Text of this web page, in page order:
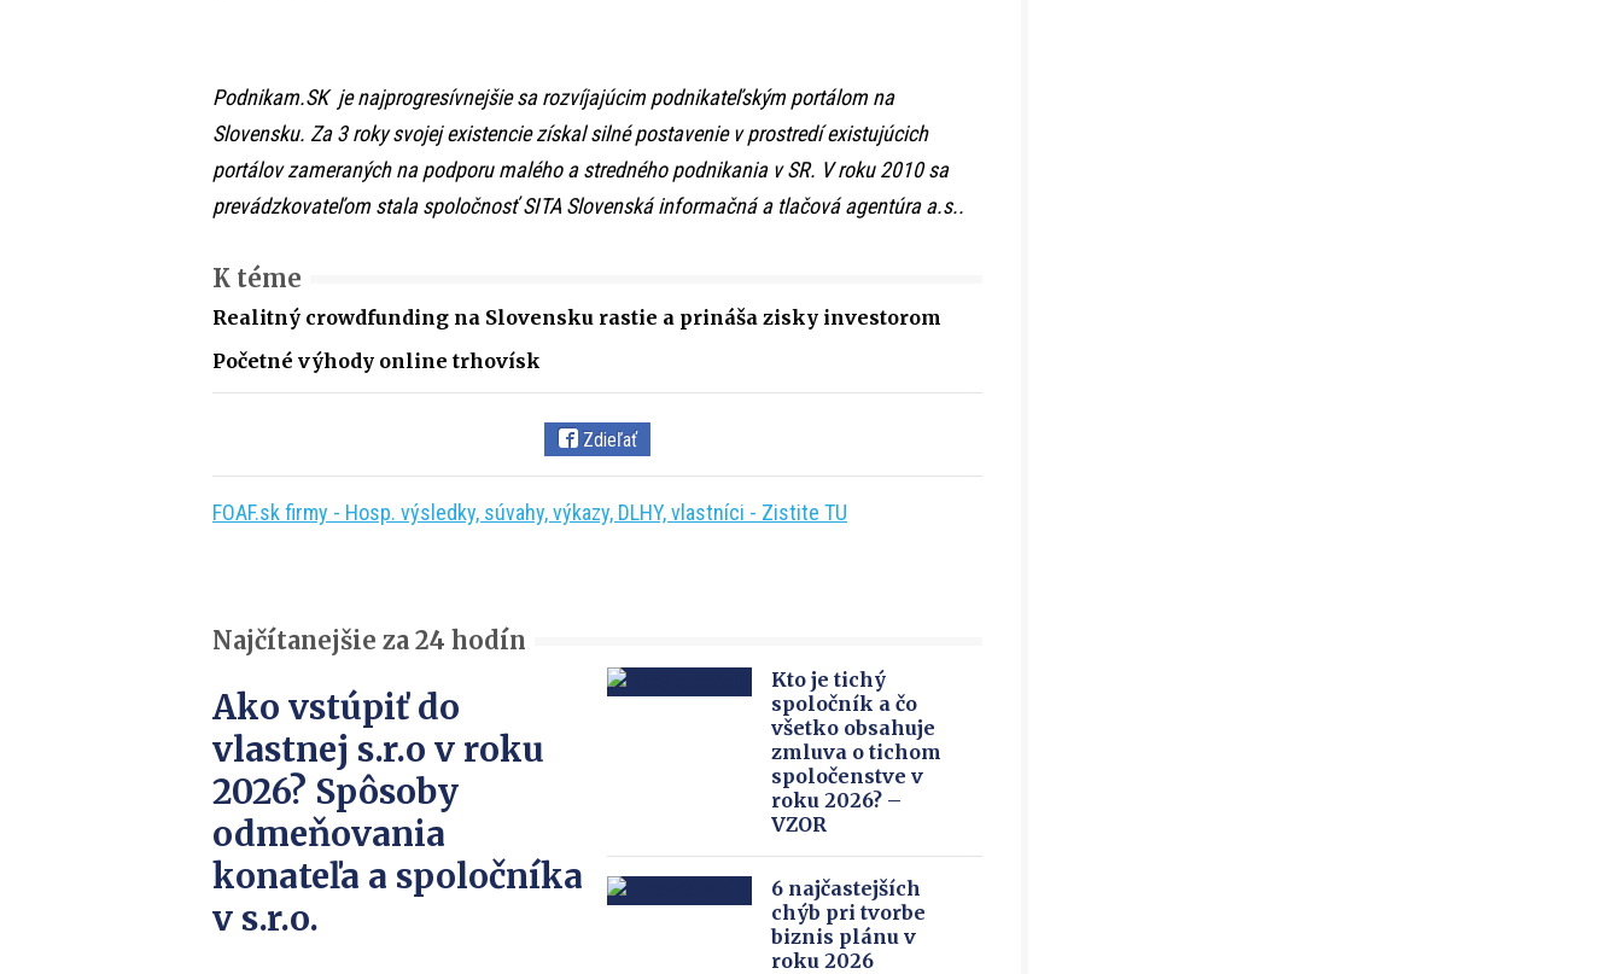
Podnikam.SK je najprogresívnejšie sa rozvíjajúcim podnikateľským portálom na
Slovensku. Za 3 roky svojej existencie získal silné postavenie v prostredí existujúcich
portálov zameraných na podporu malého a stredného podnikania v SR. V roku 2010 sa
prevádzkovateľom stala spoločnosť SITA Slovenská informačná a tlačová agentúra a.s..
K téme
Realitný crowdfunding na Slovensku rastie a prináša zisky investorom
Početné výhody online trhovísk
Zdieľať
FOAF.sk firmy - Hosp. výsledky, súvahy, výkazy, DLHY, vlastníci - Zistite TU
Najčítanejšie za 24 hodín
Ako vstúpiť do
vlastnej s.r.o v roku
2026? Spôsoby
odmeňovania
konateľa a spoločníka
v s.r.o.
Kto je tichý
spoločník a čo
všetko obsahuje
zmluva o tichom
spoločenstve v
roku 2026? –
VZOR
6 najčastejších
chýb pri tvorbe
biznis plánu v
roku 2026